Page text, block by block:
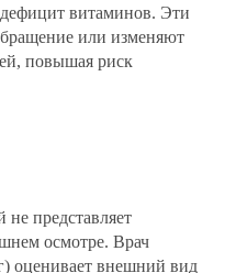
витаминов. Эти
или изменяют
повышая риск
не представляет
осмотре. Врач
оценивает внешний вид